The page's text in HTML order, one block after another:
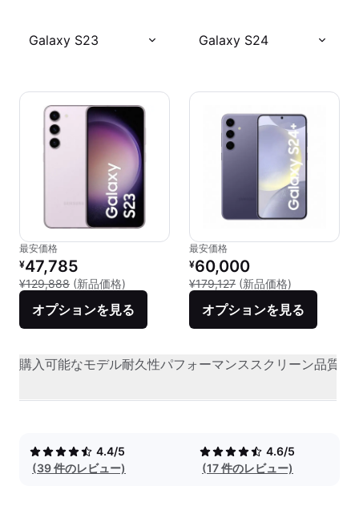
Galaxy S23 Galaxy S24
最安価格
リファービッシュ品の価格：
¥47,785
¥129,888 (新品価格) 新品との比較：¥129,888
オプションを見る
最安価格
リファービッシュ品の価格：
¥60,000
¥179,127 (新品価格)
オプションを見る
購入可能なモデル耐久性パフォーマンススクリーン品質
4.4/5
(39 件のレビュー)
4.6/5
(17 件のレビュー)